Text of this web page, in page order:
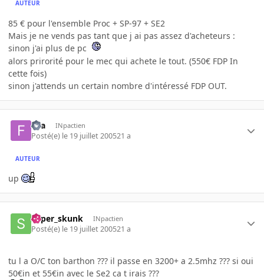
AUTEUR
85 € pour l'ensemble Proc + SP-97 + SE2
Mais je ne vends pas tant que j ai pas assez d'acheteurs :
sinon j'ai plus de pc
alors prirorité pour le mec qui achete le tout. (550€ FDP In
cette fois)
sinon j'attends un certain nombre d'intéressé FDP OUT.
fira INpactien
Posté(e) le 19 juillet 200521 a
AUTEUR
up
super_skunk INpactien
Posté(e) le 19 juillet 200521 a
tu l a O/C ton barthon ??? il passe en 3200+ a 2.5mhz ??? si oui
50€in et 55€in avec le Se2 ca t irais ???